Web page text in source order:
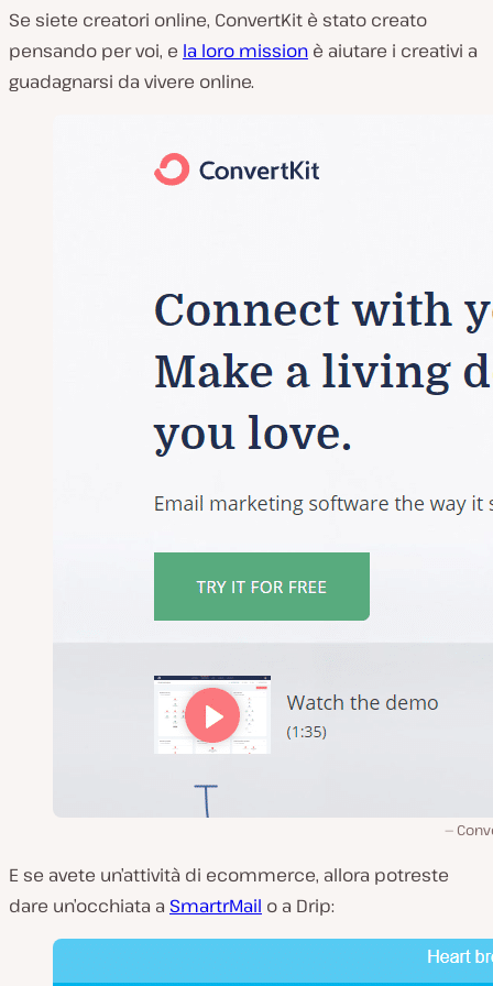
Se siete creatori online, ConvertKit è stato creato
pensando per voi, e la loro mission è aiutare i creativi a
guadagnarsi da vivere online.
E se avete un’attività di ecommerce, allora potreste
dare un’occhiata a SmartrMail o a Drip: